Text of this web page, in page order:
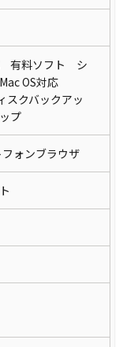
有料ソフト シ
OS対応
クバックアッ
プ
ォンブラウザ